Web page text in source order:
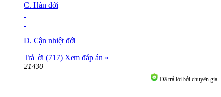
C. Hàn đới
D. Cận nhiệt đới
Trả lời (717) Xem đáp án »
21430
Đã trả lời bởi chuyên gia